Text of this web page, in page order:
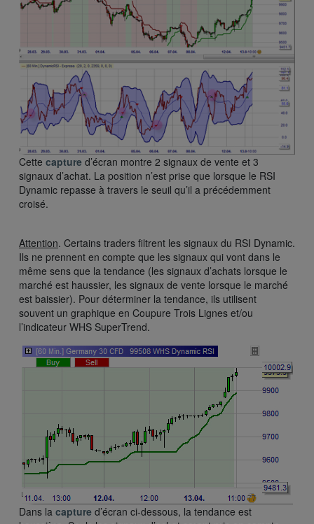
Cette capture d’écran montre 2 signaux de vente et 3
signaux d’achat. La position n’est prise que lorsque le RSI
Dynamic repasse à travers le seuil qu’il a précédemment
croisé.
Attention. Certains traders filtrent les signaux du RSI Dynamic.
Ils ne prennent en compte que les signaux qui vont dans le
même sens que la tendance (les signaux d’achats lorsque le
marché est haussier, les signaux de vente lorsque le marché
est baissier). Pour déterminer la tendance, ils utilisent
souvent un graphique en Coupure Trois Lignes et/ou
l’indicateur WHS SuperTrend.
Dans la capture d’écran ci-dessous, la tendance est